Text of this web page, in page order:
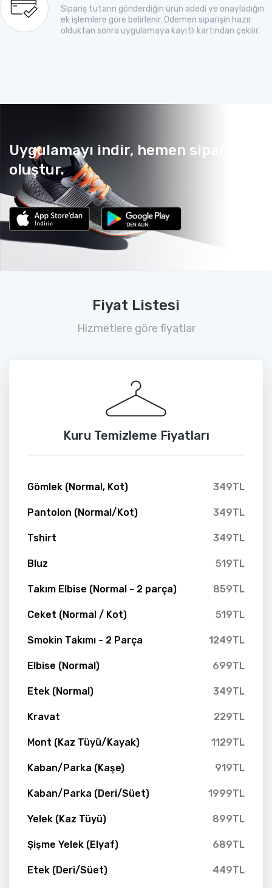
Sipariş tutarın gönderdiğin ürün adedi ve onayladığın
ek işlemlere göre belirlenir. Ödemen siparişin hazır
olduktan sonra uygulamaya kayıtlı kartından çekilir.
Uygulamayı indir, hemen sipariş
oluştur.
Fiyat Listesi
Hizmetlere göre fiyatlar
Kuru Temizleme Fiyatları
Gömlek (Normal, Kot) 349TL
Pantolon (Normal/Kot) 349TL
Tshirt 349TL
Bluz 519TL
Takım Elbise (Normal - 2 parça) 859TL
Ceket (Normal / Kot) 519TL
Smokin Takımı - 2 Parça 1249TL
Elbise (Normal) 699TL
Etek (Normal) 349TL
Kravat 229TL
Mont (Kaz Tüyü/Kayak) 1129TL
Kaban/Parka (Kaşe) 919TL
Kaban/Parka (Deri/Süet) 1999TL
Yelek (Kaz Tüyü) 899TL
Şişme Yelek (Elyaf) 689TL
Etek (Deri/Süet) 449TL